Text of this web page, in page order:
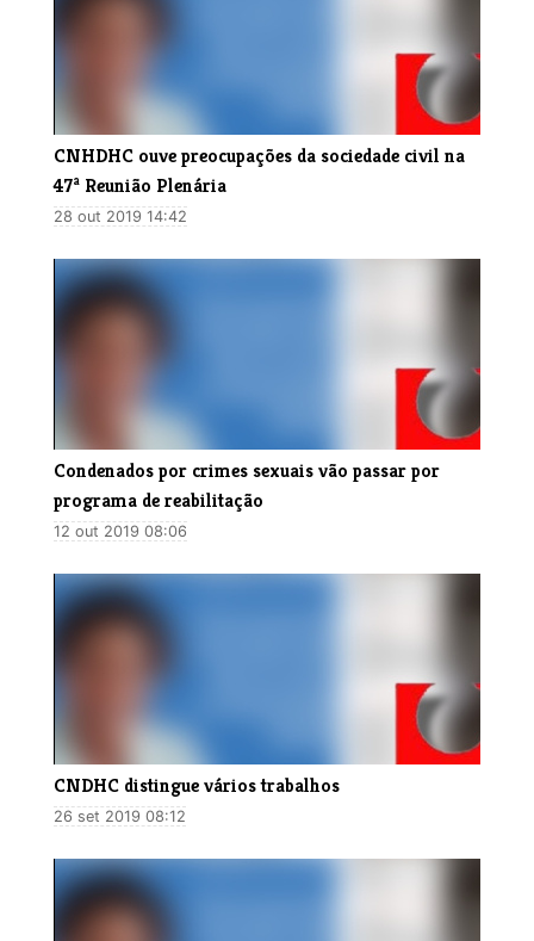
CNHDHC ouve preocupações da sociedade civil na
47ª Reunião Plenária
28 out 2019 14:42
Condenados por crimes sexuais vão passar por
programa de reabilitação
12 out 2019 08:06
CNDHC distingue vários trabalhos
26 set 2019 08:12